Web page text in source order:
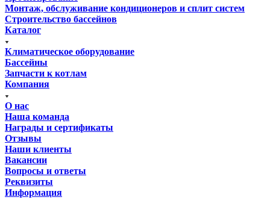
Монтаж, обслуживание кондиционеров и сплит систем
Строительство бассейнов
Каталог
Климатическое оборудование
Бассейны
Запчасти к котлам
Компания
О нас
Наша команда
Награды и сертификаты
Отзывы
Наши клиенты
Вакансии
Вопросы и ответы
Реквизиты
Информация